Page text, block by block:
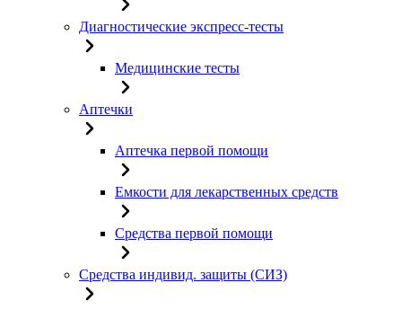
Диагностические экспресс-тесты
Медицинские тесты
Аптечки
Аптечка первой помощи
Емкости для лекарственных средств
Средства первой помощи
Средства индивид. защиты (СИЗ)